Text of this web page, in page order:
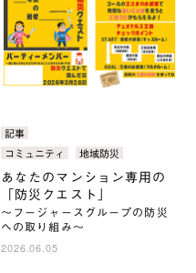
カ
テ
リ：
記事
タコミュニティ 地域防災
あなたのマンション専用の
「防災クエスト」
～フージャースグループの防災
への取り組み～
2026.06.05